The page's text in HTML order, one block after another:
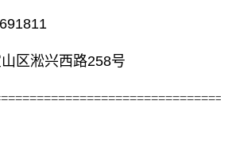
区淞兴西路258号